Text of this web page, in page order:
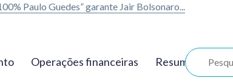
Paulo Guedes” garante Jair Bolsonaro...
Operações financeiras
Resumo